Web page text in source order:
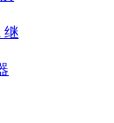
继